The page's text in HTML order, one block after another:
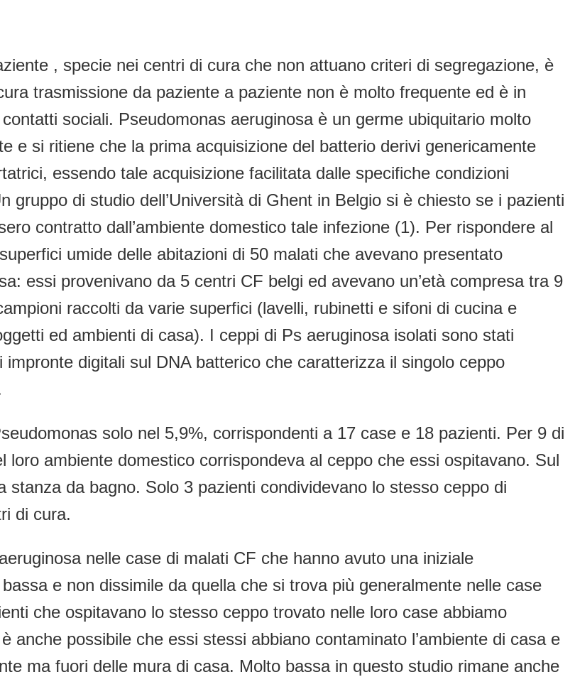
, specie nei centri di cura che non attuano criteri di segregazione, è
trasmissione da paziente a paziente non è molto frequente ed è in
sociali. Pseudomonas aeruginosa è un germe ubiquitario molto
e si ritiene che la prima acquisizione del batterio derivi genericamente
essendo tale acquisizione facilitata dalle specifiche condizioni
gruppo di studio dell’Università di Ghent in Belgio si è chiesto se i pazienti
contratto dall’ambiente domestico tale infezione (1). Per rispondere al
umide delle abitazioni di 50 malati che avevano presentato
essi provenivano da 5 centri CF belgi ed avevano un’età compresa tra 9
raccolti da varie superfici (lavelli, rubinetti e sifoni di cucina e
ed ambienti di casa). I ceppi di Ps aeruginosa isolati sono stati
digitali sul DNA batterico che caratterizza il singolo ceppo
solo nel 5,9%, corrispondenti a 17 case e 18 pazienti. Per 9 di
ambiente domestico corrispondeva al ceppo che essi ospitavano. Sul
da bagno. Solo 3 pazienti condividevano lo stesso ceppo di
di cura.
nelle case di malati CF che hanno avuto una iniziale
e non dissimile da quella che si trova più generalmente nelle case
che ospitavano lo stesso ceppo trovato nelle loro case abbiamo
anche possibile che essi stessi abbiano contaminato l’ambiente di casa e
ma fuori delle mura di casa. Molto bassa in questo studio rimane anche